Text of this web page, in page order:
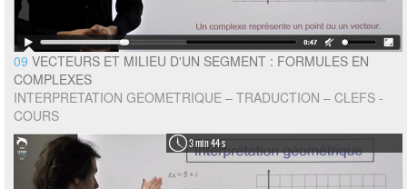
09 VECTEURS ET MILIEU D'UN SEGMENT : FORMULES EN
COMPLEXES
INTERPRETATION GEOMETRIQUE – TRADUCTION – CLEFS -
COURS
3 min 44 s